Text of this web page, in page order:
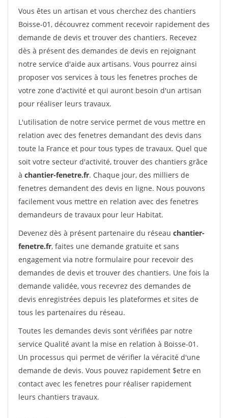
Vous êtes un artisan et vous cherchez des chantiers
Boisse-01, découvrez comment recevoir rapidement des
demande de devis et trouver des chantiers. Recevez
dès à présent des demandes de devis en rejoignant
notre service d'aide aux artisans. Vous pourrez ainsi
proposer vos services à tous les fenetres proches de
votre zone d'activité et qui auront besoin d'un artisan
pour réaliser leurs travaux.
L'utilisation de notre service permet de vous mettre en
relation avec des fenetres demandant des devis dans
toute la France et pour tous types de travaux. Quel que
soit votre secteur d'activité, trouver des chantiers grâce
à chantier-fenetre.fr. Chaque jour, des milliers de
fenetres demandent des devis en ligne. Nous pouvons
facilement vous mettre en relation avec des fenetres
demandeurs de travaux pour leur Habitat.
Devenez dès à présent partenaire du réseau chantier-
fenetre.fr, faites une demande gratuite et sans
engagement via notre formulaire pour recevoir des
demandes de devis et trouver des chantiers. Une fois la
demande validée, vous recevrez des demandes de
devis enregistrées depuis les plateformes et sites de
tous les partenaires du réseau.
Toutes les demandes devis sont vérifiées par notre
service Qualité avant la mise en relation à Boisse-01.
Un processus qui permet de vérifier la véracité d'une
demande de devis. Vous pouvez rapidement $etre en
contact avec les fenetres pour réaliser rapidement
leurs chantiers travaux.